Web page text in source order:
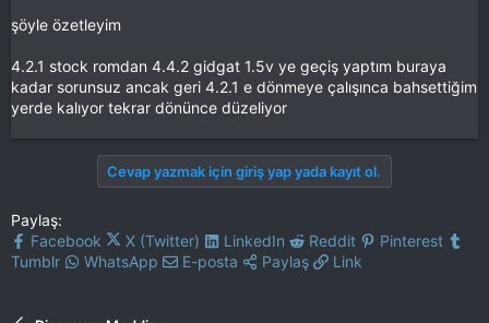
şöyle özetleyim
4.2.1 stock romdan 4.4.2 gidgat 1.5v ye geçiş yaptım buraya
kadar sorunsuz ancak geri 4.2.1 e dönmeye çalışınca bahsettiğim
yerde kalıyor tekrar dönünce düzeliyor
Cevap yazmak için giriş yap yada kayıt ol.
Paylaş:
Facebook
X (Twitter) LinkedIn Reddit
Pinterest
Tumblr
WhatsApp E-posta Paylaş Link